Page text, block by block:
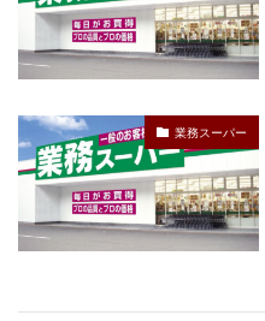
業務スーパー